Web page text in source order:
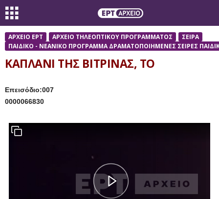
ΑΡΧΕΙΟ ΕΡΤ ΑΡΧΕΙΟ ΤΗΛΕΟΠΤΙΚΟΥ ΠΡΟΓΡΑΜΜΑΤΟΣ
ΣΕΙΡΑ
ΠΑΙΔΙΚΟ - ΝΕΑΝΙΚΟ ΠΡΟΓΡΑΜΜΑ ΔΡΑΜΑΤΟΠΟΙΗΜΕΝΕΣ ΣΕΙΡΕΣ
ΚΑΠΛΑΝΙ ΤΗΣ ΒΙΤΡΙΝΑΣ, ΤΟ
Επεισόδιο:007
0000066830